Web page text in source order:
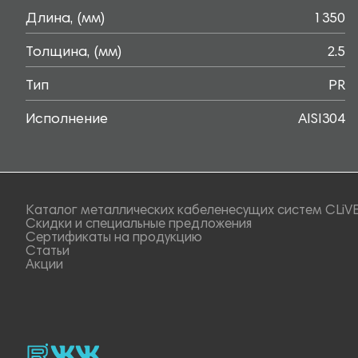
Длина, (мм) 1350
Толщина, (мм) 2.5
Тип PR
Исполнение AISI304
Каталог металлических кабеленесущих систем
Скидки и специальные предложения
Сертификаты на продукцию
Статьи
Акции
rutubevk_video.
Vk.